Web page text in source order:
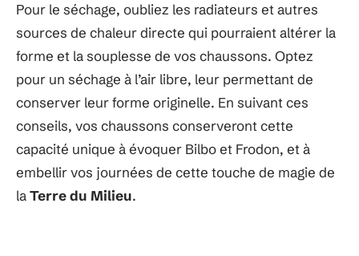
Pour le séchage, oubliez les radiateurs et autres
sources de chaleur directe qui pourraient altérer la
forme et la souplesse de vos chaussons. Optez
pour un séchage à l’air libre, leur permettant de
conserver leur forme originelle. En suivant ces
conseils, vos chaussons conserveront cette
capacité unique à évoquer Bilbo et Frodon, et à
embellir vos journées de cette touche de magie de
laTerre du Milieu.